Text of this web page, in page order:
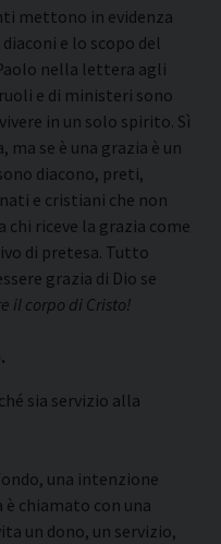
mettono in evidenza
e lo scopo del
nella lettera agli
e di ministeri sono
in un solo spirito. Sì
ma se è una grazia è un
diacono, preti,
e cristiani che non
chi riceve la grazia come
di pretesa. Tutto
grazia di Dio se
il corpo di Cristo!
sia servizio alla
una intenzione
chiamato con una
un dono, un servizio,